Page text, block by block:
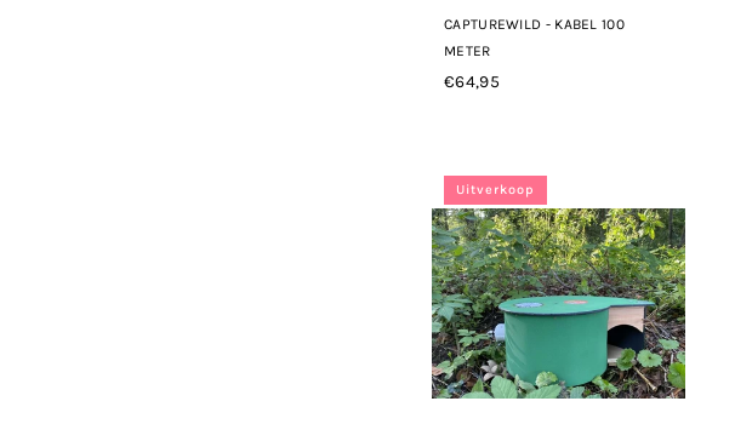
CAPTUREWILD - KABEL 100
METER
Normale
€64,95
Uitverkoop